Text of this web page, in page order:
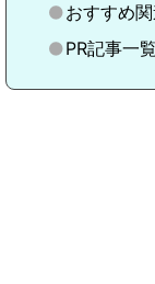
おすすめ
PR記事一覧